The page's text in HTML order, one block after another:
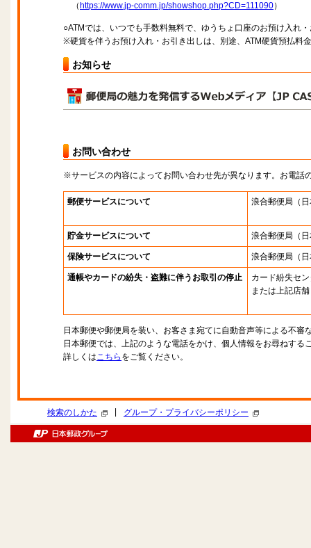
（ https://www.jp-comm.jp/showshop.php?CD=111090）
○ATMでは、いつでも手数料無料で、ゆうちょ口座のお預け入れ
※硬貨を伴うお預け入れ・お引き出しは、別途、ATM硬貨預払料
お知らせ
お問い合わせ
※サービスの内容によってお問い合わせ先が異なります。お電話
郵便サービスについて 浪合郵便局 （
貯金サービスについて 浪合郵便局 （
保険サービスについて 浪合郵便局 （
通帳やカードの紛失・盗難に伴うお取引の停止
カード紛失セ
または上記店舗
日本郵便や郵便局を装い、お客さま宛てに自動音声等による不審
日本郵便では、上記のような電話をかけ、個人情報をお尋ねする
詳しくはこちら をご覧ください。
検索のしかた グループ・プライバシーポリシー